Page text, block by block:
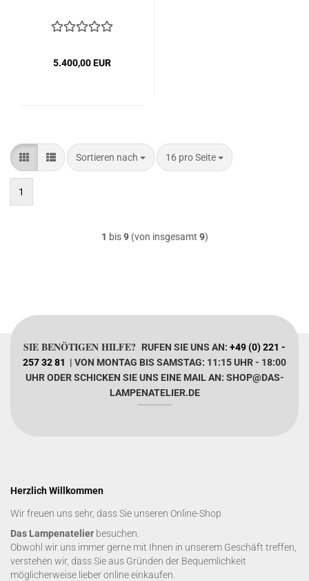
5.400,00 EUR
Sortieren nach
Sortieren nach 16 pro Seite
pro Seite
1
1 bis9(von insgesamt 9)
SIE BENÖTIGEN HILFE? RUFEN SIE UNS AN: +49 (0) 221 -
257 32 81 | VON MONTAG BIS SAMSTAG: 11:15 UHR - 18:00
UHR ODER SCHICKEN SIE UNS EINE MAIL AN: SHOP@DAS-
LAMPENATELIER.DE
Herzlich Willkommen
Wir freuen uns sehr, dass Sie unseren Online-Shop
Das Lampenatelier besuchen.
Obwohl wir uns immer gerne mit Ihnen in unserem Geschäft treffen,
verstehen wir, dass Sie aus Gründen der Bequemlichkeit
möglicherweise lieber online einkaufen.